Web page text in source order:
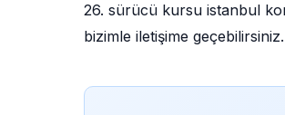
26. sürücü kursu istanbul
bizimle iletişime